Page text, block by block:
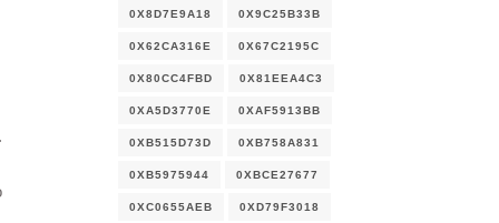
0X8D7E9A18 0X9C25B33B
0X62CA316E 0X67C2195C
0X80CC4FBD 0X81EEA4C3
0XA5D3770E 0XAF5913BB
0XB515D73D 0XB758A831
0XB5975944 0XBCE27677
0XC0655AEB 0XD79F3018